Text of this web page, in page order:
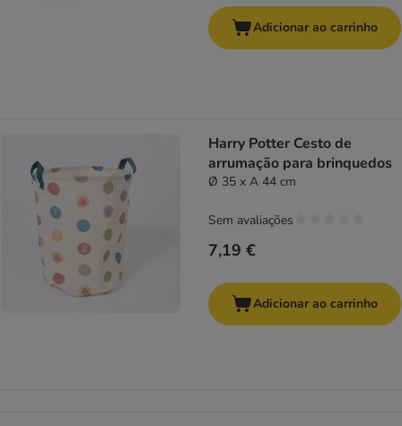
Adicionar ao carrinho
Harry Potter Cesto de
arrumação para brinquedos
Ø 35 x A 44 cm
7,19 €
Sem avaliações
Adicionar ao carrinho